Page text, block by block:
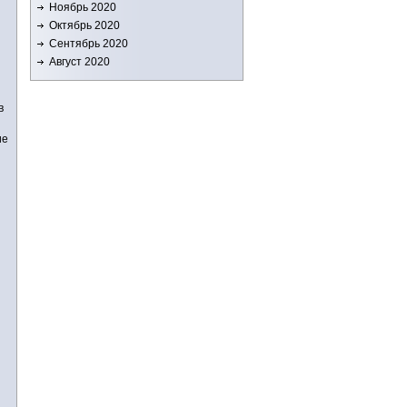
Ноябрь 2020
Октябрь 2020
Сентябрь 2020
Август 2020